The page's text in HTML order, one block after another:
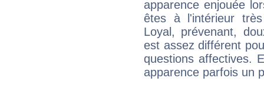
apparence enjouée
êtes à l'intérieur
Loyal, prévenant,
est assez différent
questions affectives.
apparence parfois un